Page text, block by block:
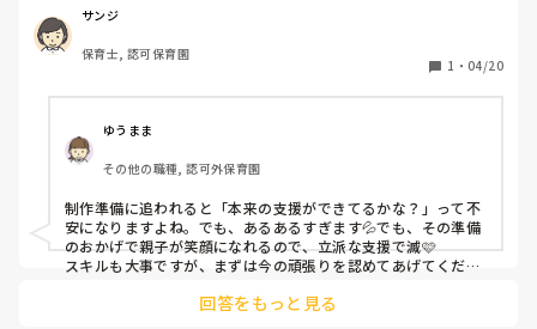
イベントの制作に追われて、子育て支援になっているのか‥
うちだけでしょうか
サンジ
保育士, 認可保育園
1 ・ 04/20
ゆうまま
その他の職種, 認可外保育園
制作準備に追われると「本来の支援ができてるかな？」って不
安になりますよね。でも、あるあるすぎます💦でも、その準備
のおかげで親子が笑顔になれるので、立派な支援で滅🩷
スキルも大事ですが、まずは今の頑張りを認めてあげてくださ
回答をもっと見る